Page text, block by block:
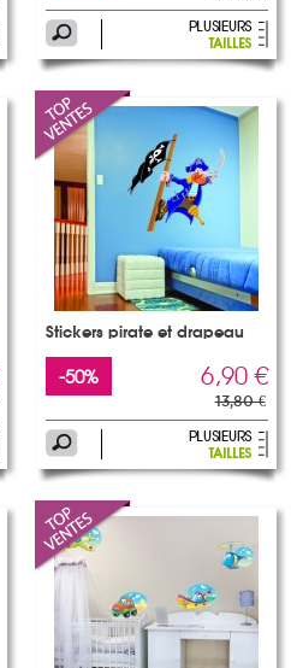
Stickers pirate et drapeau
-50% 6,90 €
13,80 €